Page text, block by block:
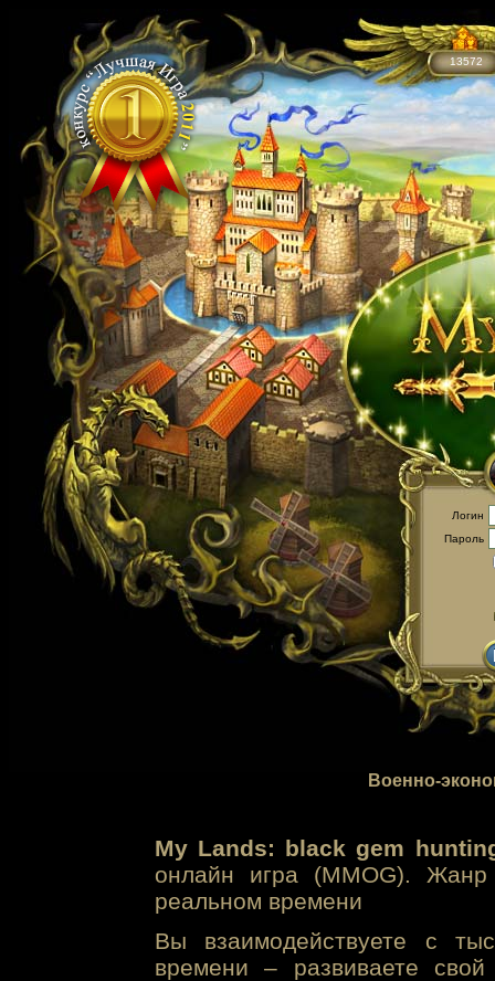
13572
Логин
Пароль
Военно-
My Lands: black gem
онлайн игра (MMOG). Жанр
реальном времени
Вы взаимодействуете с
времени – развиваете свой